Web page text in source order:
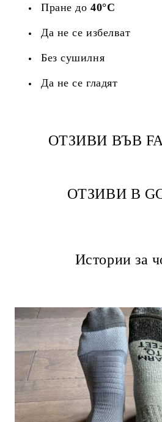
Пране до40°C
Да не се избелват
Без сушилня
Да не се гладят
ОТЗИВИ ВЪВ
ОТЗИВИ В
Истории за